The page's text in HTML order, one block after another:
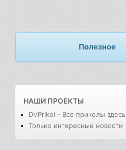
Полезное
НАШИ ПРОЕКТЫ
DVPrikol - Все приколы здесь
Только интересные новости